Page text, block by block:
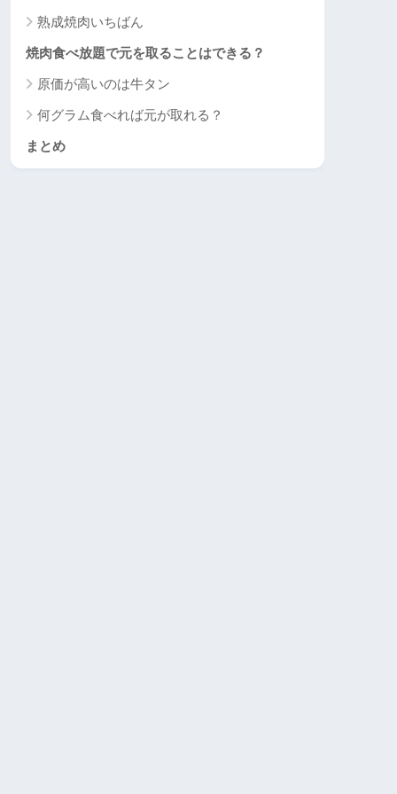
熟成焼肉いちばん
焼肉食べ放題で元を取ることはできる？
原価が高いのは牛タン
何グラム食べれば元が取れる？
まとめ